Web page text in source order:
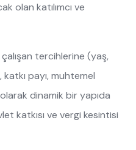
olan katılımcı ve
çalışan tercihlerine (yaş,
katkı payı, muhtemel
dinamik bir yapıda
katkısı ve vergi kesintisi